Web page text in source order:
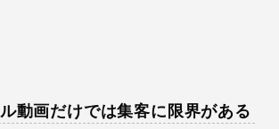
動画だけでは集客に限界がある